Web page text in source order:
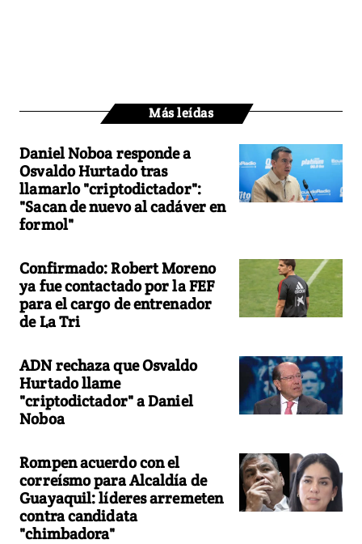
Más leídas
Daniel Noboa responde a
Osvaldo Hurtado tras
llamarlo "criptodictador":
"Sacan de nuevo al cadáver en
formol"
Confirmado: Robert Moreno
ya fue contactado por la FEF
para el cargo de entrenador
de La Tri
ADN rechaza que Osvaldo
Hurtado llame
"criptodictador" a Daniel
Noboa
Rompen acuerdo con el
correísmo para Alcaldía de
Guayaquil: líderes arremeten
contra candidata
"chimbadora"